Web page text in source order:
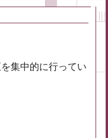
集中的に行ってい